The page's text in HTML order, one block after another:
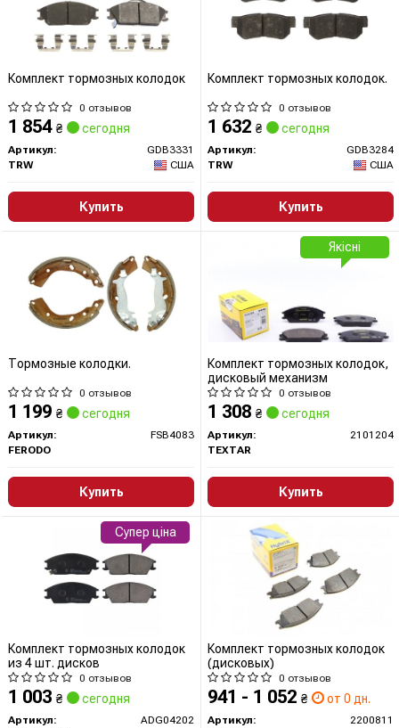
Комплект тормозных колодок
0 отзывов
1 854 ₴ сегодня
Артикул:
GDB3331
TRW
США
Купить
Комплект тормозных колодок.
0 отзывов
1 632 ₴ сегодня
Артикул:
GDB3284
TRW
США
Купить
Тормозные колодки.
0 отзывов
1 199 ₴ сегодня
Артикул:
FSB4083
FERODO
Купить
Комплект тормозных колодок,
дисковый механизм
0 отзывов
1 308 ₴ сегодня
Артикул:
2101204
TEXTAR
Купить
Якісні
Комплект тормозных колодок
из 4 шт. дисков
0 отзывов
1 003 ₴ сегодня
Артикул:
ADG04202
Супер ціна
Комплект тормозных колодок
(дисковых)
0 отзывов
941 - 1 052 ₴ от 0 дн.
Артикул:
2200811